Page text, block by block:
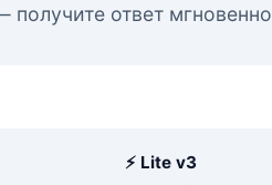
получите ответ мгновенно
⚡ Lite v3